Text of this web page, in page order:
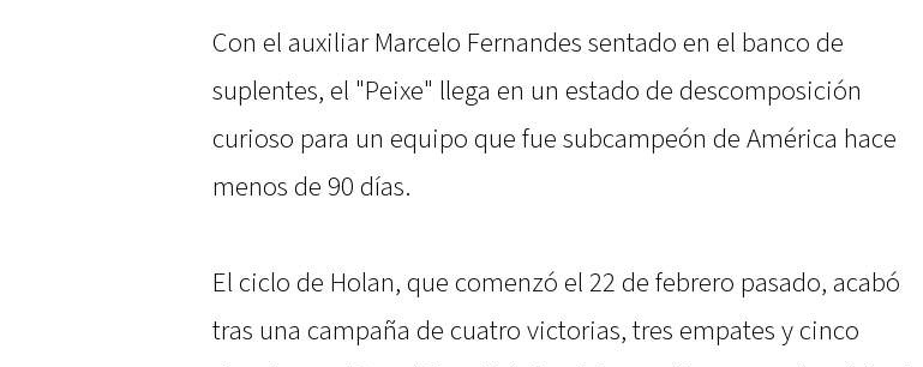
Con el auxiliar Marcelo Fernandes sentado en el banco de
suplentes, el "Peixe" llega en un estado de descomposición
curioso para un equipo que fue subcampeón de América hace
menos de 90 días.
El ciclo de Holan, que comenzó el 22 de febrero pasado, acabó
tras una campaña de cuatro victorias, tres empates y cinco